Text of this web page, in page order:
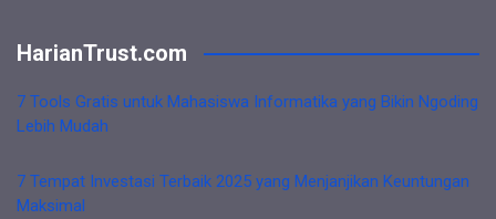
HarianTrust.com
7 Tools Gratis untuk Mahasiswa Informatika yang Bikin Ngoding
Lebih Mudah
7 Tempat Investasi Terbaik 2025 yang Menjanjikan Keuntungan
Maksimal